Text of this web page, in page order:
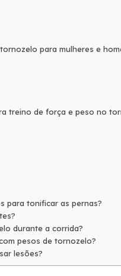
para mulheres e
treino de força e peso no
para tonificar as pernas?
durante a corrida?
pesos de tornozelo?
lesões?